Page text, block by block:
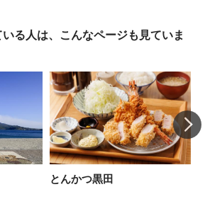
る人は、こんなページも見ていま
とんかつ黒田